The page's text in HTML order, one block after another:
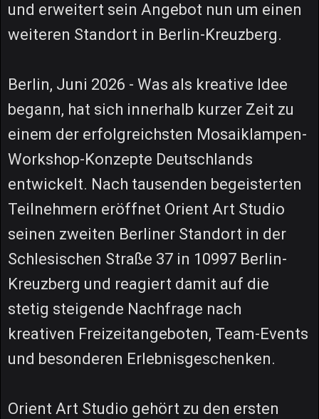
und erweitert sein Angebot nun um einen
weiteren Standort in Berlin-Kreuzberg.
Berlin, Juni 2026 - Was als kreative Idee
begann, hat sich innerhalb kurzer Zeit zu
einem der erfolgreichsten Mosaiklampen-
Workshop-Konzepte Deutschlands
entwickelt. Nach tausenden begeisterten
Teilnehmern eröffnet Orient Art Studio
seinen zweiten Berliner Standort in der
Schlesischen Straße 37 in 10997 Berlin-
Kreuzberg und reagiert damit auf die
stetig steigende Nachfrage nach
kreativen Freizeitangeboten, Team-Events
und besonderen Erlebnisgeschenken.
Orient Art Studio gehört zu den ersten